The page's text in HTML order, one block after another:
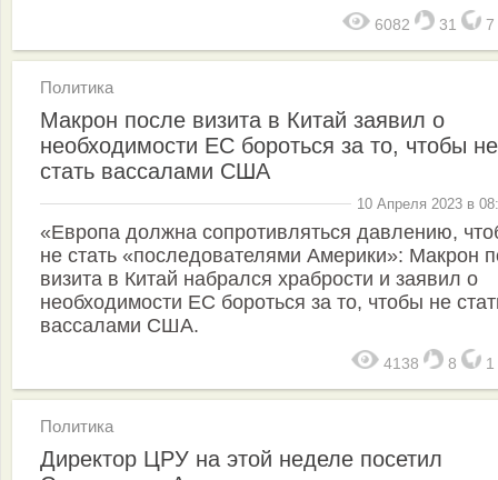
6082 31 7
Политика
Макрон после визита в Китай заявил о
необходимости ЕС бороться за то, чтобы не
стать вассалами США
10 Апреля 2023 в
«Европа должна сопротивляться давлению,
не стать «последователями Америки»: Макрон
визита в Китай набрался храбрости и заявил о
необходимости ЕС бороться за то, чтобы не
вассалами США.
4138 8 1
Политика
Директор ЦРУ на этой неделе посетил